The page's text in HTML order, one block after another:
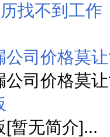
找不到工作
公司价格莫
公司价格莫
[暂无简介]...